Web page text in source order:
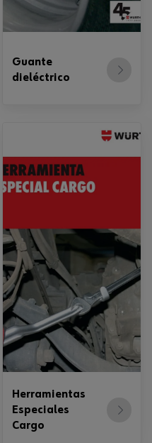
Guante
dieléctrico
Herramientas
Especiales
Cargo